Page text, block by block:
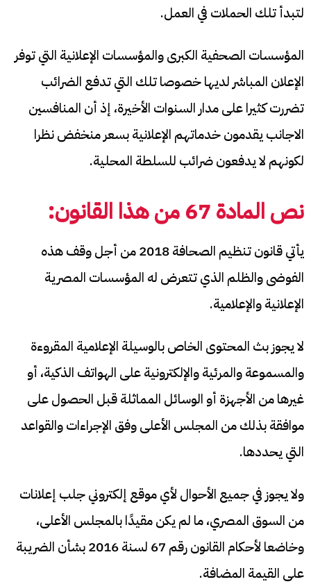
لتبدأ تلك الحملات في العمل.
المؤسسات الصحفية الكبرى والمؤسسات الإعلانية التي توفر
الإعلان المباشر لديها خصوصا تلك التي تدفع الضرائب
تضررت كثيرا على مدار السنوات الأخيرة، إذ أن المنافسين
الاجانب يقدمون خدماتهم الإعلانية بسعر منخفض نظرا
لكونهم لا يدفعون ضرائب للسلطة المحلية.
نص المادة 67 من هذا القانون:
يأتي قانون تنظيم الصحافة 2018 من أجل وقف هذه
الفوضى والظلم الذي تتعرض له المؤسسات المصرية
الإعلانية والإعلامية.
لا يجوز بث المحتوى الخاص بالوسيلة الإعلامية المقروءة
والمسموعة والمرئية والإلكترونية على الهواتف الذكية، أو
غيرها من الأجهزة أو الوسائل المماثلة قبل الحصول على
موافقة بذلك من المجلس الأعلى وفق الإجراءات والقواعد
التي يحددها.
ولا يجوز في جميع الأحوال لأي موقع إلكتروني جلب إعلانات
من السوق المصري، ما لم يكن مقيدًا بالمجلس الأعلى،
وخاضعا لأحكام القانون رقم 67 لسنة 2016 بشأن الضريبة
على القيمة المضافة.